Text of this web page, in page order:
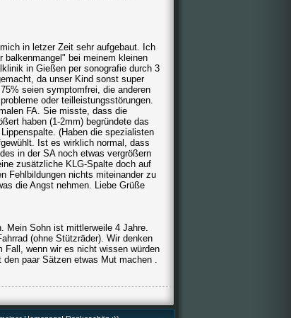
in letzer Zeit sehr aufgebaut. Ich
balkenmangel" bei meinem kleinen
in Gießen per sonografie durch 3
da unser Kind sonst super
seien symptomfrei, die anderen
oder teilleistungsstörungen.
FA. Sie misste, dass die
haben (1-2mm) begründete das
(Haben die spezialisten
Ist es wirklich normal, dass
in der SA noch etwas vergrößern
zusätzliche KLG-Spalte doch auf
Fehlbildungen nichts miteinander zu
die Angst nehmen. Liebe Grüße
Mein Sohn ist mittlerweile 4 Jahre.
(ohne Stützräder). Wir denken
Fall, wenn wir es nicht wissen würden
paar Sätzen etwas Mut machen .